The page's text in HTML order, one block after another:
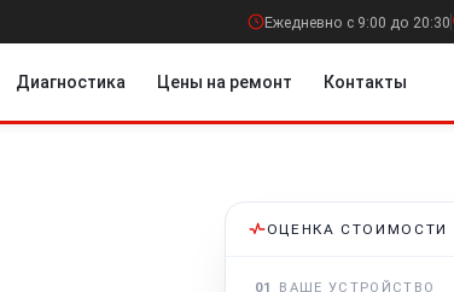
Ежедневно с 9:00 до 20:30
Диагностика Цены на ремонт Контакты
ОЦЕНКА СТОИМОСТИ
01 ВАШЕ УСТРОЙСТВО